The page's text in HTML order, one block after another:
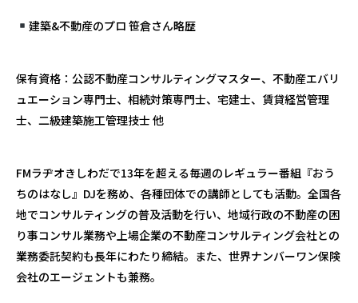
建築&不動産のプロ 笹倉さん略歴
保有資格：公認不動産コンサルティングマスター、不動産エバリ
ュエーション専門士、相続対策専門士、宅建士、賃貸経営管理
士、二級建築施工管理技士 他
FMラヂオきしわだで13年を超える毎週のレギュラー番組『おう
ちのはなし』 DJを務め、各種団体での講師としても活動。全国各
地でコンサルティングの普及活動を行い、地域行政の不動産の困
り事コンサル業務や上場企業の不動産コンサルティング会社との
業務委託契約も長年にわたり締結。また、世界ナンバーワン保険
会社のエージェントも兼務。